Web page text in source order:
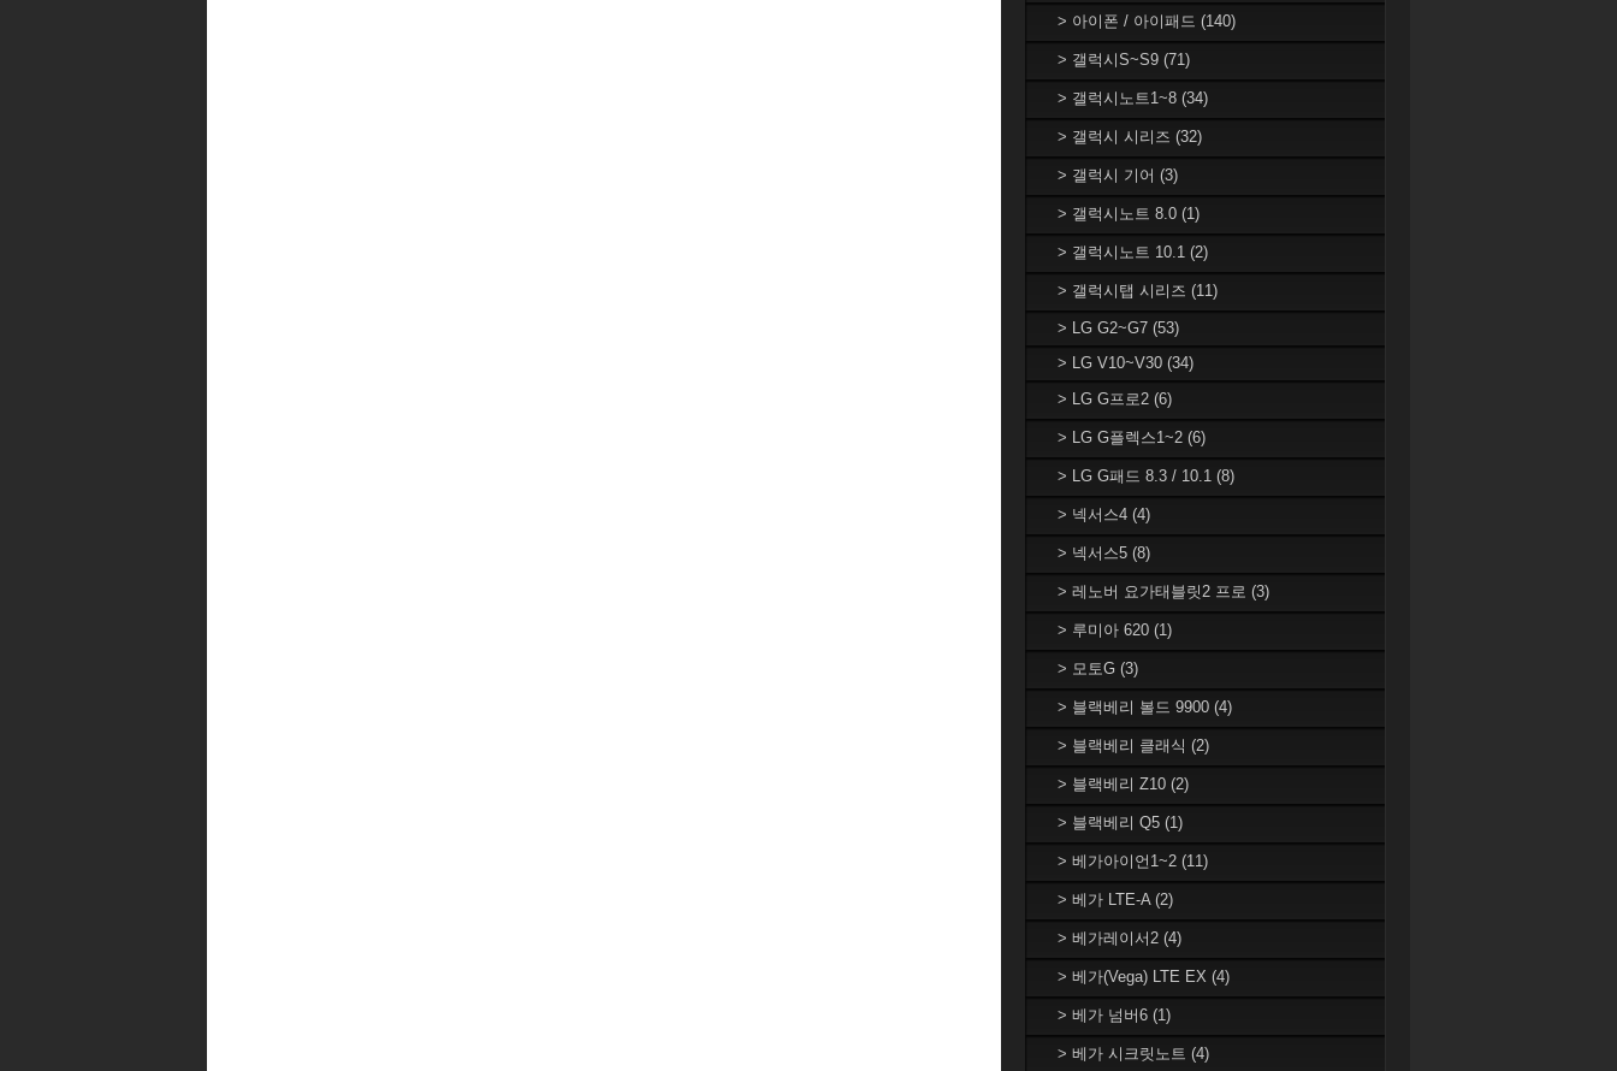
> 아이폰 / 아이패드 (140)
> 갤럭시S~S9 (71)
> 갤럭시노트1~8 (34)
> 갤럭시 시리즈 (32)
> 갤럭시 기어 (3)
> 갤럭시노트 8.0 (1)
> 갤럭시노트 10.1 (2)
> 갤럭시탭 시리즈 (11)
> LG G2~G7 (53)
> LG V10~V30 (34)
> LG G프로2 (6)
> LG G플렉스1~2 (6)
> LG G패드 8.3 / 10.1 (8)
> 넥서스4 (4)
> 넥서스5 (8)
> 레노버 요가태블릿2 프로 (3)
> 루미아 620 (1)
> 모토G (3)
> 블랙베리 볼드 9900 (4)
> 블랙베리 클래식 (2)
> 블랙베리 Z10 (2)
> 블랙베리 Q5 (1)
> 베가아이언1~2 (11)
> 베가 LTE-A (2)
> 베가레이서2 (4)
> 베가(Vega) LTE EX (4)
> 베가 넘버6 (1)
> 베가 시크릿노트 (4)